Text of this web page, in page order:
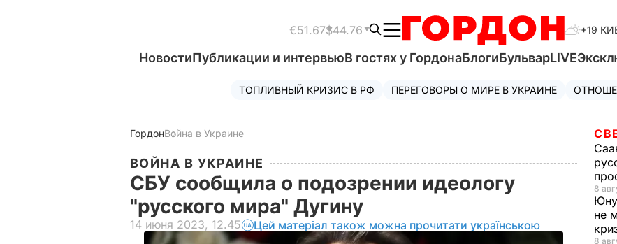
€51.67$44.76 +19
НовостиПубликации и интервьюВ гостях у ГордонаБлогиБульварLIVE
ТОПЛИВНЫЙ КРИЗИС В РФ ПЕРЕГОВОРЫ О МИРЕ В УКРАИНЕ
ГордонВойна в Украине
ВОЙНА В УКРАИНЕ
СБУ сообщила о подозрении идеологу
"русского мира" Дугину
14 июня 2023, 12.45 Цей матеріал також можна прочитати українською
8
не
8